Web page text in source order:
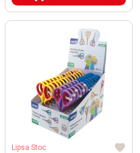
Lipsa Stoc